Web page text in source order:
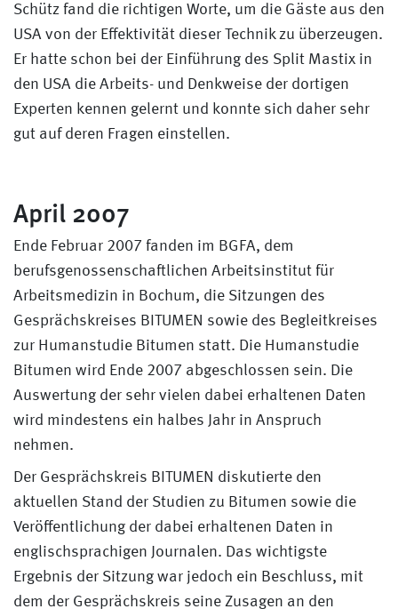
Schütz fand die richtigen Worte, um die Gäste aus den
USA von der Effektivität dieser Technik zu überzeugen.
Er hatte schon bei der Einführung des Split Mastix in
den USA die Arbeits- und Denkweise der dortigen
Experten kennen gelernt und konnte sich daher sehr
gut auf deren Fragen einstellen.
April 2007
Ende Februar 2007 fanden im BGFA, dem
berufsgenossenschaftlichen Arbeitsinstitut für
Arbeitsmedizin in Bochum, die Sitzungen des
Gesprächskreises BITUMEN sowie des Begleitkreises
zur Humanstudie Bitumen statt. Die Humanstudie
Bitumen wird Ende 2007 abgeschlossen sein. Die
Auswertung der sehr vielen dabei erhaltenen Daten
wird mindestens ein halbes Jahr in Anspruch
nehmen.
Der Gesprächskreis BITUMEN diskutierte den
aktuellen Stand der Studien zu Bitumen sowie die
Veröffentlichung der dabei erhaltenen Daten in
englischsprachigen Journalen. Das wichtigste
Ergebnis der Sitzung war jedoch ein Beschluss, mit
dem der Gesprächskreis seine Zusagen an den